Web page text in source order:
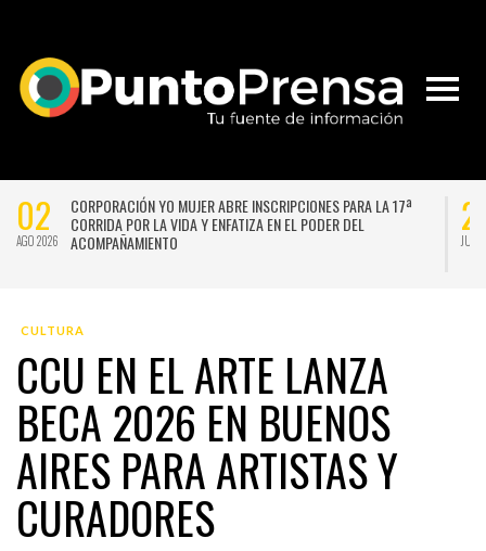
27
JUL 2026
UNIVERSIDAD DE CHILE VENCE CON SUFRIMIENTO A AUDAX
ITALIANO Y SE INSTALA EN LA PELEA POR EL SEGUNDO LUGAR
CULTURA
CCU EN EL ARTE LANZA
BECA 2026 EN BUENOS
AIRES PARA ARTISTAS Y
CURADORES